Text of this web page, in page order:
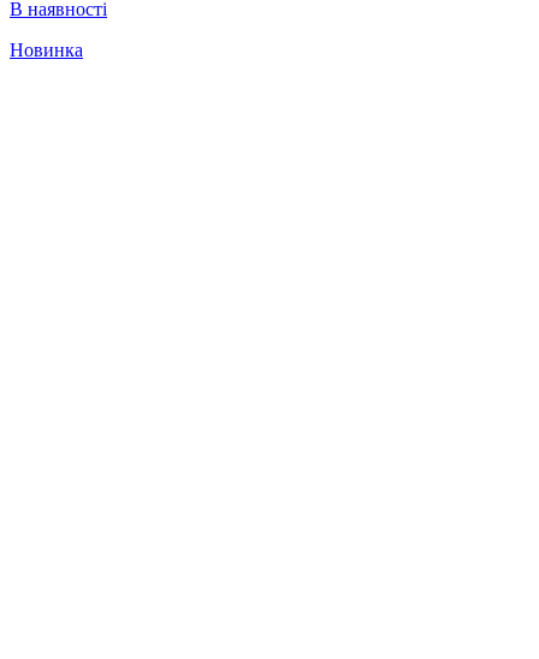
В наявності
Новинка